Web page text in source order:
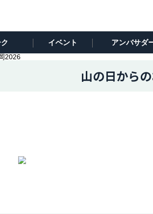
イベント アンバサダ
2026
山の日から